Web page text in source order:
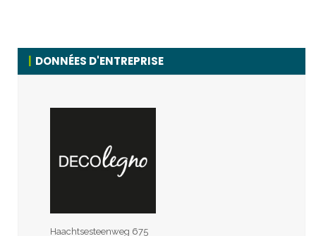
DONNÉES D'ENTREPRISE
Haachtsesteenweg 675